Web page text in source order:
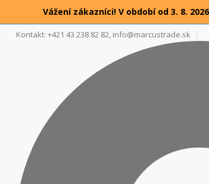
Vážení zákazníci! V období od 3. 8.
Kontakt: +421 43 238 82 82, info@marcustrade.sk